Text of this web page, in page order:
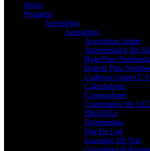
Início
Produtos
Acessórios
Acessórios
Acessórios Apple
Apresentador De
Base Para Notebook
Bateria Para
Cadeiras Gamer E
Calculadoras
Carregadores
Controlador De
DRONES
Ferramentas
Fita De Led
Gravador De Voz
Gravadora &